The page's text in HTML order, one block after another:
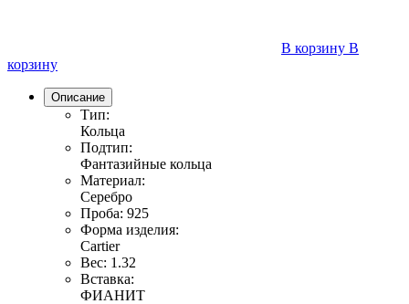
В корзину В
корзину
Описание
Тип:
Кольца
Подтип:
Фантазийные кольца
Материал:
Серебро
Проба: 925
Форма изделия:
Cartier
Вес: 1.32
Вставка:
ФИАНИТ